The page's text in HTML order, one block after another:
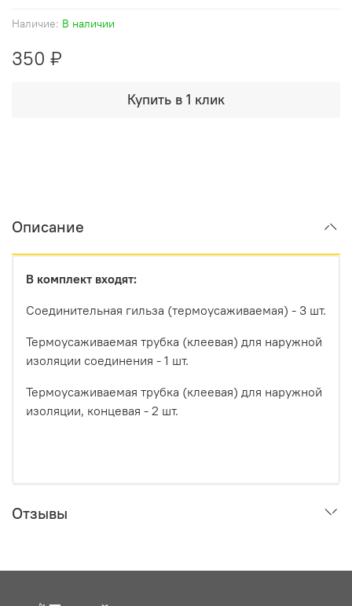
Наличие: В наличии
350 ₽
Купить в 1 клик
Описание
В комплект входят:
Соединительная гильза (термоусаживаемая) - 3 шт.
Термоусаживаемая трубка (клеевая) для наружной
изоляции соединения - 1 шт.
Термоусаживаемая трубка (клеевая) для наружной
изоляции, концевая - 2 шт.
Отзывы